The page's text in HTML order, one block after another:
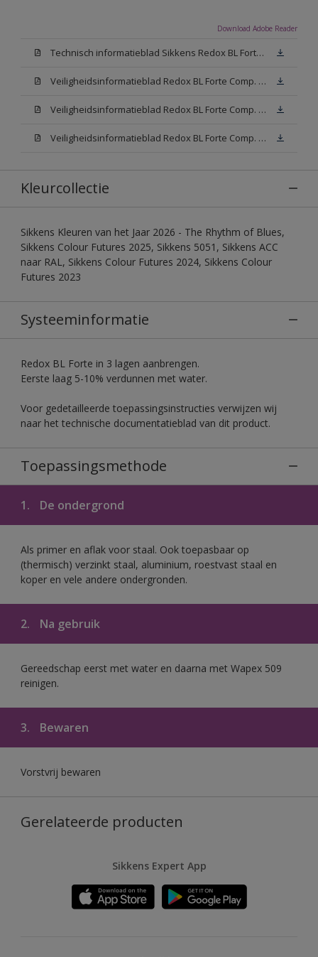
Download Adobe Reader
Technisch informatieblad Sikkens Redox BL Forte (PDF)
Veiligheidsinformatieblad Redox BL Forte Comp. B (MSDS)
Veiligheidsinformatieblad Redox BL Forte Comp. -A W05 (MSDS)
Veiligheidsinformatieblad Redox BL Forte Comp. -A N00 (MSDS)
Kleurcollectie
Sikkens Kleuren van het Jaar 2026 - The Rhythm of Blues,
Sikkens Colour Futures 2025, Sikkens 5051, Sikkens ACC
naar RAL, Sikkens Colour Futures 2024, Sikkens Colour
Futures 2023
Systeeminformatie
Redox BL Forte in 3 lagen aanbrengen.
Eerste laag 5-10% verdunnen met water.
Voor gedetailleerde toepassingsinstructies verwijzen wij
naar het technische documentatieblad van dit product.
Toepassingsmethode
1. De ondergrond
Als primer en aflak voor staal. Ook toepasbaar op
(thermisch) verzinkt staal, aluminium, roestvast staal en
koper en vele andere ondergronden.
2. Na gebruik
Gereedschap eerst met water en daarna met Wapex 509
reinigen.
3. Bewaren
Vorstvrij bewaren
Gerelateerde producten
Sikkens Expert App